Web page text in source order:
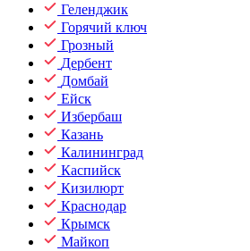
Геленджик
Горячий ключ
Грозный
Дербент
Домбай
Ейск
Избербаш
Казань
Калининград
Каспийск
Кизилюрт
Краснодар
Крымск
Майкоп